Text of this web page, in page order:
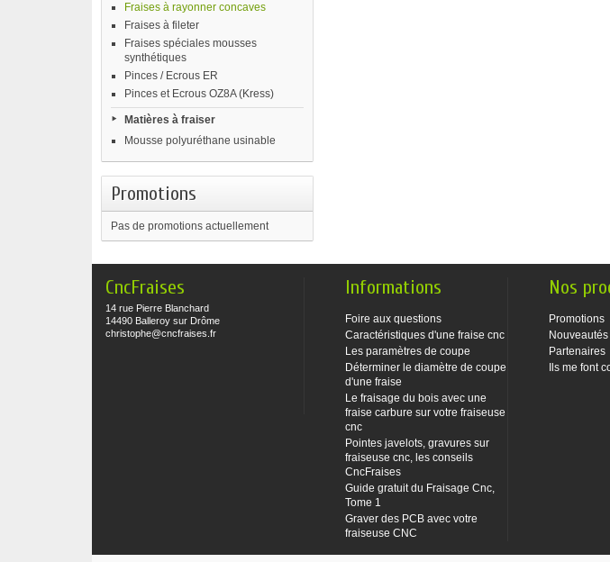
Fraises à rayonner concaves
Fraises à fileter
Fraises spéciales mousses
synthétiques
Pinces / Ecrous ER
Pinces et Ecrous OZ8A (Kress)
Matières à fraiser
Mousse polyuréthane usinable
Promotions
Pas de promotions actuellement
CncFraises
14 rue Pierre Blanchard
14490 Balleroy sur Drôme
christophe@cncfraises.fr
Informations
Foire aux questions
Caractéristiques d'une fraise cnc
Les paramètres de coupe
Déterminer le diamètre de coupe
d'une fraise
Le fraisage du bois avec une
fraise carbure sur votre fraiseuse
cnc
Pointes javelots, gravures sur
fraiseuse cnc, les conseils
CncFraises
Guide gratuit du Fraisage Cnc,
Tome 1
Graver des PCB avec votre
fraiseuse CNC
Nos
Promotions
Nouveautés
Partenaires
Ils me font